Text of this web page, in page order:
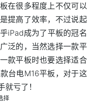
在很多程度上不仅可以
提高了效率，不过说起
iPad成为了平板的冠名
泛的，当然选择一款平
款平板时也要选择适合
台电M16平板，对于这
亏了！